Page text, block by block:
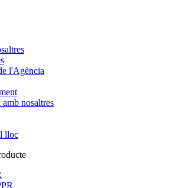
l'Agència
amb nosaltres
lloc